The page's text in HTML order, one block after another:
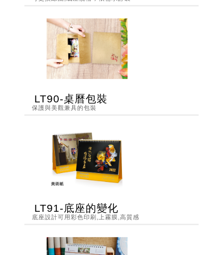
LT90-桌曆包裝
保護與美觀兼具的包裝
LT91-底座的變化
底座設計可用彩色印刷,上霧膜,高質感